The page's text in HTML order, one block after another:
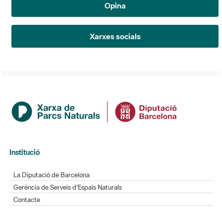
Opina
Xarxes socials
Institució
La Diputació de Barcelona
Gerència de Serveis d'Espais Naturals
Contacte